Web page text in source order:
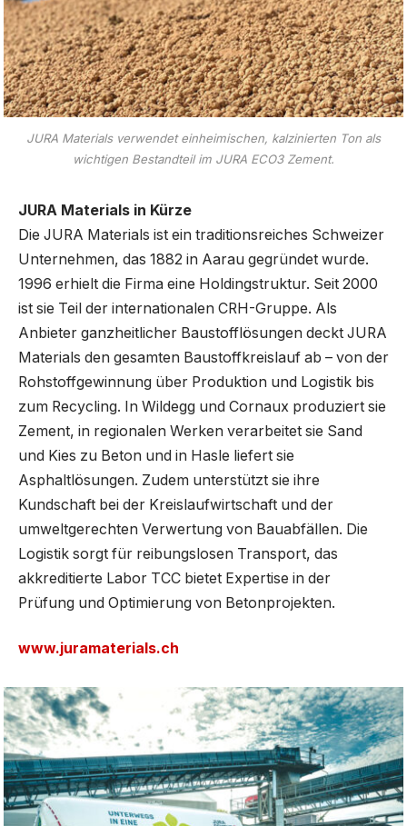
JURA Materials verwendet einheimischen, kalzinierten Ton als
wichtigen Bestandteil im JURA ECO3 Zement.
JURA Materials in Kürze
Die JURA Materials ist ein traditionsreiches Schweizer
Unternehmen, das 1882 in Aarau gegründet wurde.
1996 erhielt die Firma eine Holdingstruktur. Seit 2000
ist sie Teil der internationalen CRH-Gruppe. Als
Anbieter ganzheitlicher Baustoff­lösungen deckt JURA
Materials den gesamten Baustoffkreislauf ab – von der
Rohstoffgewinnung über Produktion und Logistik bis
zum Recycling. In Wildegg und Cornaux produziert sie
Zement, in regionalen Werken verarbeitet sie Sand
und Kies zu Beton und in Hasle liefert sie
Asphaltlösungen. Zudem unterstützt sie ihre
Kundschaft bei der Kreislaufwirtschaft und der
umweltgerechten Verwertung von Bauabfällen. Die
Logistik sorgt für reibungslosen Transport, das
akkreditierte Labor TCC bietet Expertise in der
Prüfung und Opti­mierung von Betonprojekten.
www.juramaterials.ch